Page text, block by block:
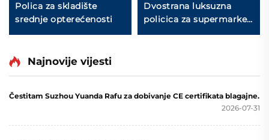
Polica za skladište
srednje opterećenosti
Dvostrana luksuzna
policica za supermarket
YD-S035
Najnovije vijesti
Čestitam Suzhou Yuanda Rafu za dobivanje CE certifikata blagajne.
2026-07-31